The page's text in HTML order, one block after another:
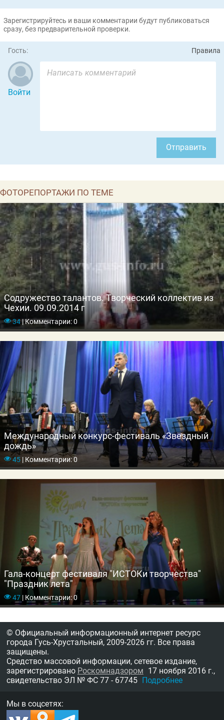
Зарегистрируйтесь и ваши комментарии будут публиковаться
сразу, без предварительной проверки.
Гость: Правила
Войти
Отправить
ФОТОРЕПОРТАЖИ ПО ТЕМЕ
Содружество талантов. Творческий коллектив из
Чехии. 09.09.2014 г
34|Комментарии: 0
Международный конкурс-фестиваль «Звёздный
дождь»
45 |Комментарии: 0
Гала-концерт фестиваля "ИСТОКи творчества"
"Праздник лета"
47 |Комментарии: 0
© Официальный информационный интернет ресурс
города Гусь-Хрустальный, 2009-2026 гг. Все права
защищены.
Средство массовой информации, сетевое издание,
зарегистрировано Роскомнадзором 17 ноября 2016 г.,
свидетельство ЭЛ № ФС 77 - 67745 Подробнее
Мы в соцсетях: